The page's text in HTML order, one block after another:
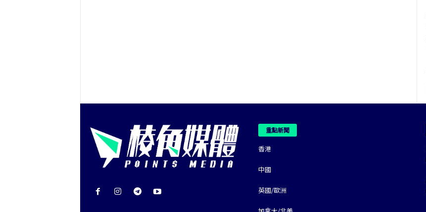
重點新聞
香港
中國
英國/歐洲